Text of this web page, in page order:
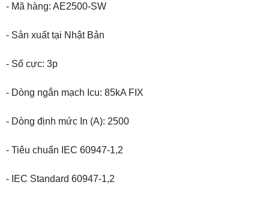
- Mã hàng: AE2500-SW
- Sản xuất tại Nhật Bản
- Số cực: 3p
- Dòng ngắn mạch Icu: 85kA FIX
- Dòng định mức In (A): 2500
- Tiêu chuẩn IEC 60947-1,2
- IEC Standard 60947-1,2